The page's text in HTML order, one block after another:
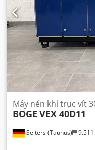
Selters (Taunus)
Máy nén khí trục vít
BOGE VEX 40D11